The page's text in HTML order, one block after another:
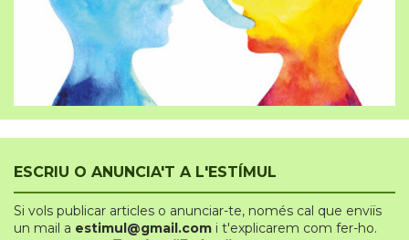
ESCRIU O ANUNCIA'T A L'ESTÍMUL
Si vols publicar articles o anunciar-te, només cal que enviïs
un mail a estimul@gmail.com i t'explicarem com fer-ho.